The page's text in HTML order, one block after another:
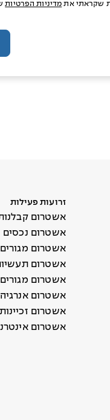
שקראתי את מדיניות הפרטיות
זרועות פעילות
אשטרום
אשטרום נכסים
אשטרום מגורים
אשטרום
אשטרום
אשטרום
אשטרום זכיינות
אשטרום